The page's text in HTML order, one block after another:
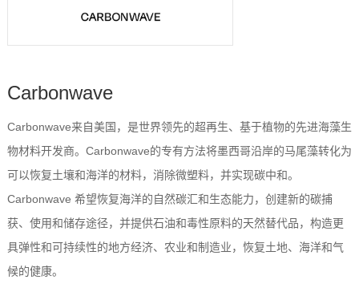
Carbonwave
Carbonwave来自美国，是世界领先的超再生、基于植物的先进海藻生
物材料开发商。Carbonwave的专有方法将墨西哥沿岸的马尾藻转化为
可以恢复土壤和海洋的材料，消除微塑料，并实现碳中和。
Carbonwave 希望恢复海洋的自然碳汇和生态能力，创建新的碳捕
获、使用和储存途径，并提供石油和毒性原料的天然替代品，构造更
具弹性和可持续性的地方经济、农业和制造业，恢复土地、海洋和气
候的健康。